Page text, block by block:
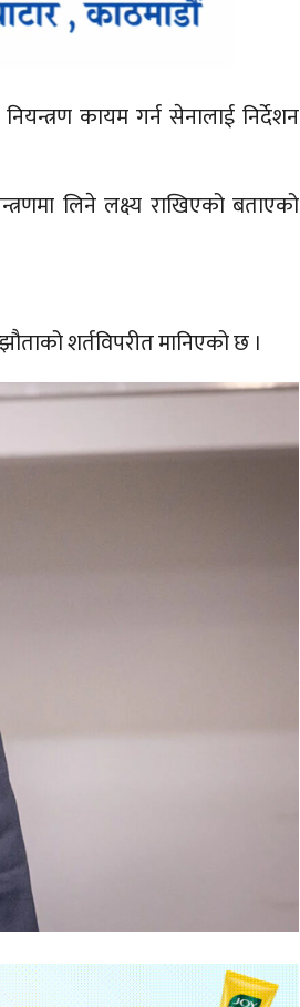
कायम गर्न सेनालाई निर्देशन
लिने लक्ष्य राखिएको बताएको
शर्तविपरीत मानिएको छ ।